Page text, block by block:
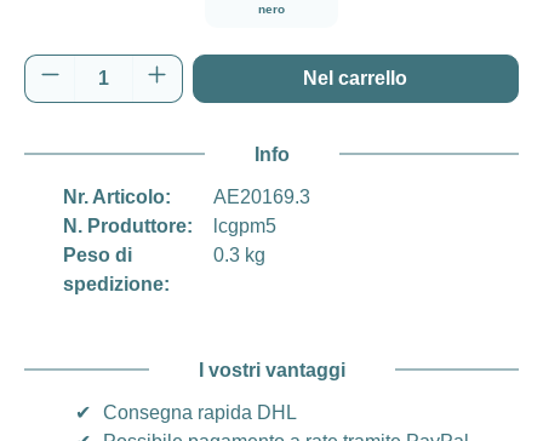
nero
Quantità del prodotto: inserisci la quantità
Nel carrello
Info
Nr. Articolo:
AE20169.3
N. Produttore:
lcgpm5
Peso di
spedizione:
0.3 kg
I vostri vantaggi
✔
Consegna rapida DHL